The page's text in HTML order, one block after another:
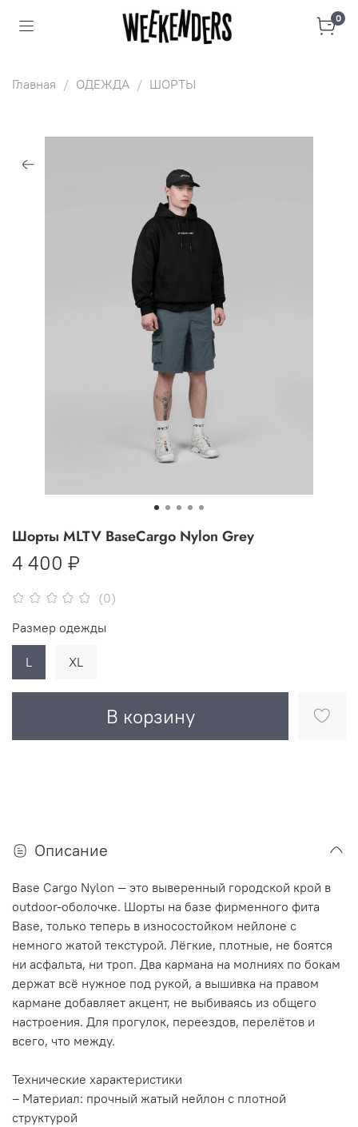
0
Главная ОДЕЖДА ШОРТЫ
(0)
Шорты MLTV BaseCargo Nylon Grey
4 400 ₽
В корзину
Размер одежды
L XL
Описание
Base Cargo Nylon — это выверенный городской крой в
outdoor-оболочке. Шорты на базе фирменного фита
Base, только теперь в износостойком нейлоне с
немного жатой текстурой. Лёгкие, плотные, не боятся
ни асфальта, ни троп. Два кармана на молниях по бокам
держат всё нужное под рукой, а вышивка на правом
кармане добавляет акцент, не выбиваясь из общего
настроения. Для прогулок, переездов, перелётов и
всего, что между.
Технические характеристики
– Материал: прочный жатый нейлон с плотной
структурой